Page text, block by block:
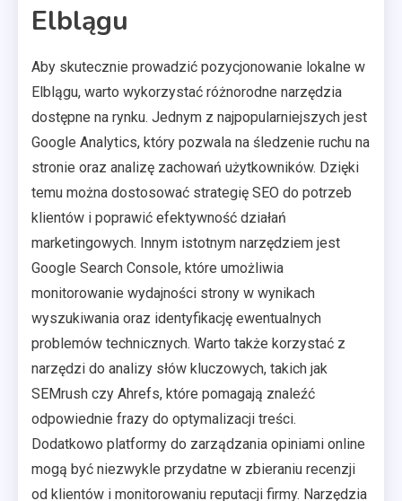
Elblągu
Aby skutecznie prowadzić pozycjonowanie lokalne w
Elblągu, warto wykorzystać różnorodne narzędzia
dostępne na rynku. Jednym z najpopularniejszych jest
Google Analytics, który pozwala na śledzenie ruchu na
stronie oraz analizę zachowań użytkowników. Dzięki
temu można dostosować strategię SEO do potrzeb
klientów i poprawić efektywność działań
marketingowych. Innym istotnym narzędziem jest
Google Search Console, które umożliwia
monitorowanie wydajności strony w wynikach
wyszukiwania oraz identyfikację ewentualnych
problemów technicznych. Warto także korzystać z
narzędzi do analizy słów kluczowych, takich jak
SEMrush czy Ahrefs, które pomagają znaleźć
odpowiednie frazy do optymalizacji treści.
Dodatkowo platformy do zarządzania opiniami online
mogą być niezwykle przydatne w zbieraniu recenzji
od klientów i monitorowaniu reputacji firmy. Narzędzia